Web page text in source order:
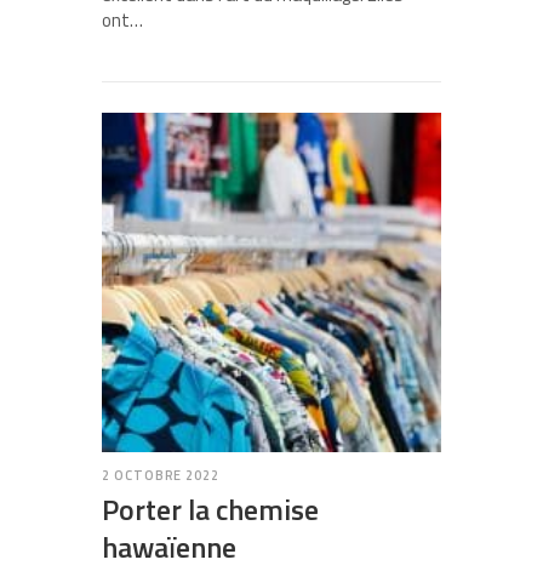
ont…
2 OCTOBRE 2022
Porter la chemise
hawaïenne